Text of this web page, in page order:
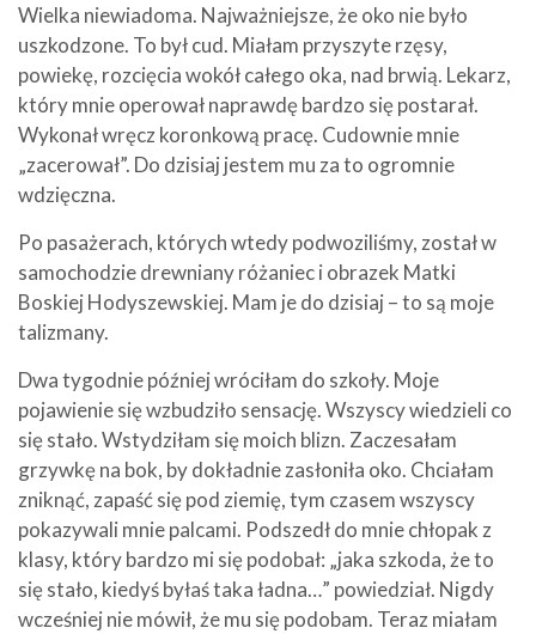
Wielka niewiadoma. Najważniejsze, że oko nie było
uszkodzone. To był cud. Miałam przyszyte rzęsy,
powiekę, rozcięcia wokół całego oka, nad brwią. Lekarz,
który mnie operował naprawdę bardzo się postarał.
Wykonał wręcz koronkową pracę. Cudownie mnie
„zacerował”. Do dzisiaj jestem mu za to ogromnie
wdzięczna.
Po pasażerach, których wtedy podwoziliśmy, został w
samochodzie drewniany różaniec i obrazek Matki
Boskiej Hodyszewskiej. Mam je do dzisiaj – to są moje
talizmany.
Dwa tygodnie później wróciłam do szkoły. Moje
pojawienie się wzbudziło sensację. Wszyscy wiedzieli co
się stało. Wstydziłam się moich blizn. Zaczesałam
grzywkę na bok, by dokładnie zasłoniła oko. Chciałam
zniknąć, zapaść się pod ziemię, tym czasem wszyscy
pokazywali mnie palcami. Podszedł do mnie chłopak z
klasy, który bardzo mi się podobał: „jaka szkoda, że to
się stało, kiedyś byłaś taka ładna…” powiedział. Nigdy
wcześniej nie mówił, że mu się podobam. Teraz miałam